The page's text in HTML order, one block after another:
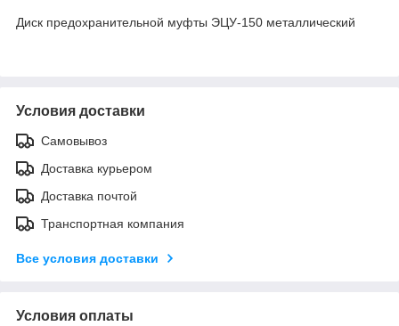
Диск предохранительной муфты ЭЦУ-150 металлический
Условия доставки
Самовывоз
Доставка курьером
Доставка почтой
Транспортная компания
Все условия доставки
Условия оплаты